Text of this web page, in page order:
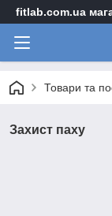
fitlab.com.ua
Товари та
Захист паху